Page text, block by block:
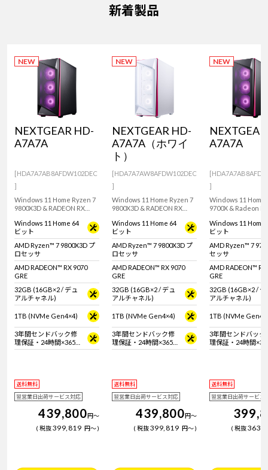
新着製品
NEW
NEXTGEAR HD-
A7A7A
[HDA7A7AB8AFDW102DEC
]
Windows 11 Home Ryzen 7
9800X3D & RADEON RX
タワー型ゲーミングデスク
トップPC！『Minecraft:
Java & Bedrock Edition for
PC』付属。※モニタ・マウ
ス・キーボードは別売りで
す。
Windows 11 Home 64
ビット
AMD Ryzen™ 7 9800X3D プ
ロセッサ
AMD RADEON™ RX 9070
GRE
32GB (16GB×2 / デュ
アルチャネル)
1TB (NVMe Gen4×4)
3年間センドバック修
理保証・24時間×365
日電話サポート
送料無料
翌営業日出荷サービス対応
439,800円～
税抜399,819 円～
NEW
NEXTGEAR HD-
A7A7A（ホワイ
ト）
[HDA7A7AW8AFDW102DEC
]
Windows 11 Home Ryzen 7
9800X3D & RADEON RX
ホワイトカラーのゲーミン
グデスクトップPC！
『Minecraft: Java &
Bedrock Edition for PC』付
属。
Windows 11 Home 64
ビット
AMD Ryzen™ 7 9800X3D プ
ロセッサ
AMD RADEON™ RX 9070
GRE
32GB (16GB×2 / デュ
アルチャネル)
1TB (NVMe Gen4×4)
3年間センドバック修
理保証・24時間×365
日電話サポート
送料無料
翌営業日出荷サービス対応
439,800円～
税抜399,819 円～
NEW
A7A7A
]
Windows 11 Home
9700X & Radeon
ムプレイにおすす
タワー型デスクト
『Minecraft: Java
Bedrock Edition
属。
Windows 11 Home
ビット
AMD Ryzen™ 7
セッサ
AMD RADEON™ RX
GRE
32GB (16GB×2 / デ
アルチャネル)
1TB (NVMe
3年間センドバック
理保証・24時間
日電話サポート
送料無料
翌営業日出荷サービス
税抜